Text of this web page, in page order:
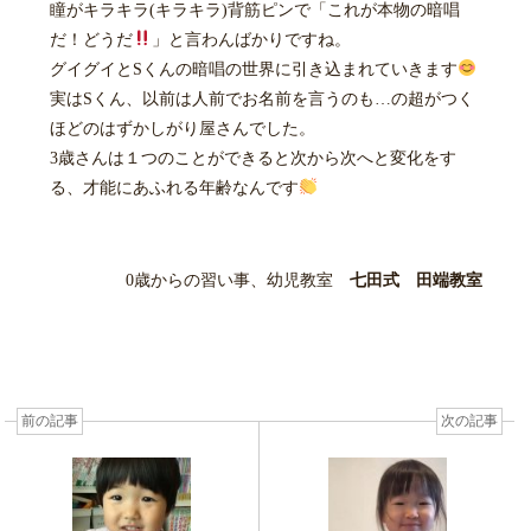
瞳がキラキラ(キラキラ)背筋ピンで「これが本物の暗唱
だ！どうだ
」と言わんばかりですね。
グイグイとSくんの暗唱の世界に引き込まれていきます
実はSくん、以前は人前でお名前を言うのも…の超がつく
ほどのはずかしがり屋さんでした。
3歳さんは１つのことができると次から次へと変化をす
る、才能にあふれる年齢なんです
0歳からの習い事、幼児教室 七田式 田端教室
前の記事 次の記事